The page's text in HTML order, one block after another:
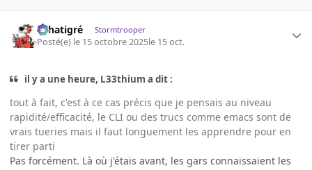
r.chatigré Stormtrooper
Posté(e) le 15 octobre 2025le 15 oct.
il y a une heure, L33thium a dit :
tout à fait, c'est à ce cas précis que je pensais au niveau
rapidité/efficacité, le CLI ou des trucs comme emacs sont de
vrais tueries mais il faut longuement les apprendre pour en
tirer parti
Pas forcément. Là où j'étais avant, les gars connaissaient les